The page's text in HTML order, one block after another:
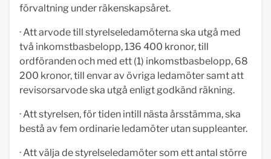
förvaltning under räkenskapsåret.
· Att arvode till styrelseledamöterna ska utgå med
två inkomstbasbelopp, 136 400 kronor, till
ordföranden och med ett (1) inkomstbasbelopp, 68
200 kronor, till envar av övriga ledamöter samt att
revisorsarvode ska utgå enligt godkänd räkning.
· Att styrelsen, för tiden intill nästa årsstämma, ska
bestå av fem ordinarie ledamöter utan suppleanter.
· Att välja de styrelseledamöter som ett antal större